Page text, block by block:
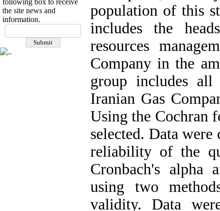
following box to receive
the site news and
information.
population of this
includes the
resources
Company in the
group includes
Iranian Gas
Using the Cochran
selected. Data
reliability of the
Cronbach's alpha
using two
validity. Data